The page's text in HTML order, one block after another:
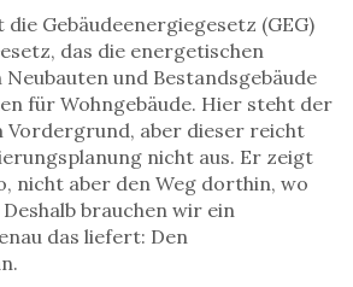
die Gebäudeenergiegesetz (GEG)
das die energetischen
und Bestandsgebäude
für Wohngebäude. Hier steht der
Vordergrund, aber dieser reicht
nicht aus. Er zeigt
nicht aber den Weg dorthin, wo
brauchen wir ein
das liefert: Den